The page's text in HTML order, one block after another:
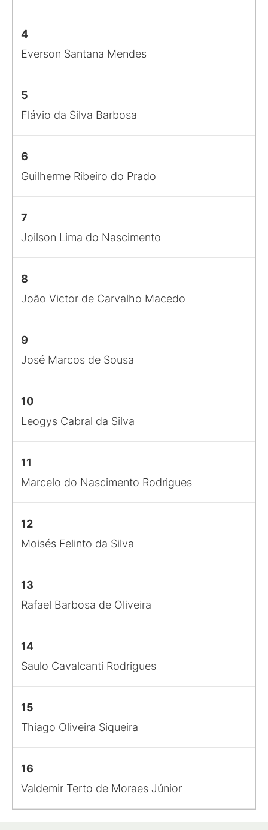
4
Everson Santana Mendes
5
Flávio da Silva Barbosa
6
Guilherme Ribeiro do Prado
7
Joilson Lima do Nascimento
8
João Victor de Carvalho Macedo
9
José Marcos de Sousa
10
Leogys Cabral da Silva
11
Marcelo do Nascimento Rodrigues
12
Moisés Felinto da Silva
13
Rafael Barbosa de Oliveira
14
Saulo Cavalcanti Rodrigues
15
Thiago Oliveira Siqueira
16
Valdemir Terto de Moraes Júnior